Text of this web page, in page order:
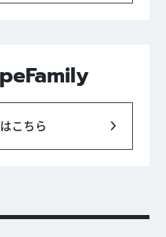
こちら